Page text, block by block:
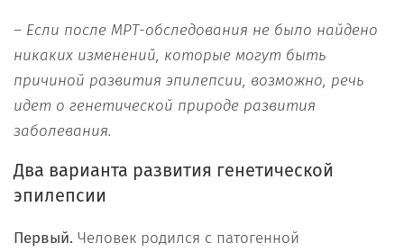
– Если после МРТ-обследования не было найдено
никаких изменений, которые могут быть
причиной развития эпилепсии, возможно, речь
идет о генетической природе развития
заболевания.
Два варианта развития генетической
эпилепсии
Первый. Человек родился с патогенной